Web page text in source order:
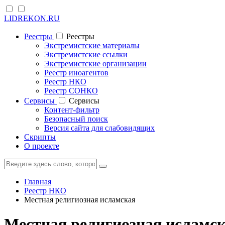
LIDREKON.RU
Реестры
Реестры
Экстремистские материалы
Экстремистские ссылки
Экстремистские организации
Реестр иноагентов
Реестр НКО
Реестр СОНКО
Cервисы
Cервисы
Контент-фильтр
Безопасный поиск
Версия сайта для слабовидящих
Скрипты
О проекте
Главная
Реестр НКО
Местная религиозная исламская